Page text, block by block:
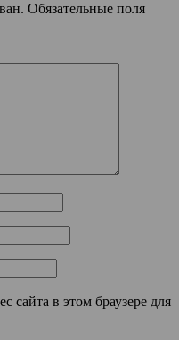
Обязательные поля
сайта в этом браузере для